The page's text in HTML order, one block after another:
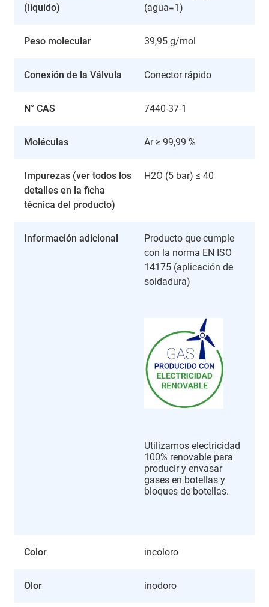
(liquido)
(agua=1)
Peso molecular 39,95 g/mol
Conexión de la Válvula Conector rápido
N° CAS 7440-37-1
Moléculas Ar ≥ 99,99 %
Impurezas (ver todos los
detalles en la ficha
técnica del producto)
H2O (5 bar) ≤ 40
Información adicional
Producto que cumple
con la norma EN ISO
14175 (aplicación de
soldadura)
Utilizamos electricidad
100% renovable para
producir y envasar
gases en botellas y
bloques de botellas.
Color incoloro
Olor inodoro